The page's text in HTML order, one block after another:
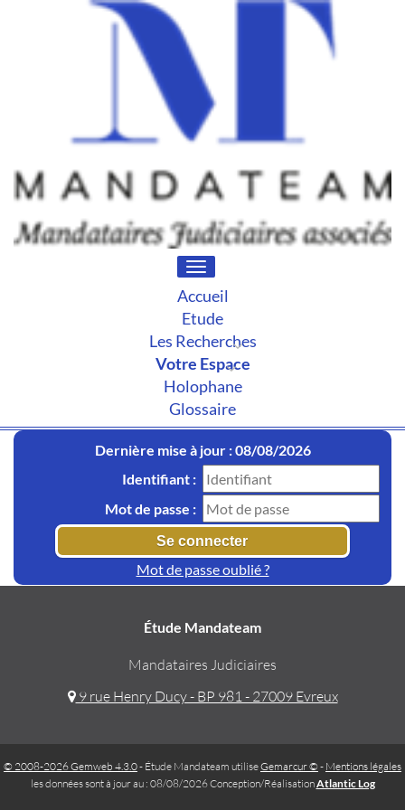
Toggle
navigation
Accueil
Etude
Les Recherches
Votre Espace
Holophane
Glossaire
Dernière mise à jour : 08/08/2026
Identifiant :
Mot de passe :
Mot de passe oublié ?
Étude Mandateam
Mandataires Judiciaires
9 rue Henry Ducy - BP 981 - 27009 Evreux
© 2008-2026 Gemweb 4.3.0- Étude Mandateam utiliseGemarcur © - Mentions légales
les données sont à jour au : 08/08/2026 Conception/RéalisationAtlantic Log